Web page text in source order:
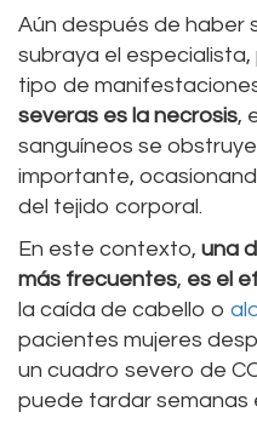
Aún después de haber
subraya el
tipo de
severas es la necrosis,
sanguíneos se
importante,
del tejido corporal.
En este contexto, una
más frecuentes, es el
la caída de cabello o
pacientes mujeres
un cuadro severo de
puede tardar semanas